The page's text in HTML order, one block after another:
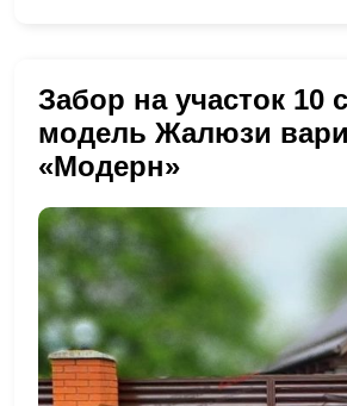
Забор на участок 10
модель Жалюзи
«Модерн»